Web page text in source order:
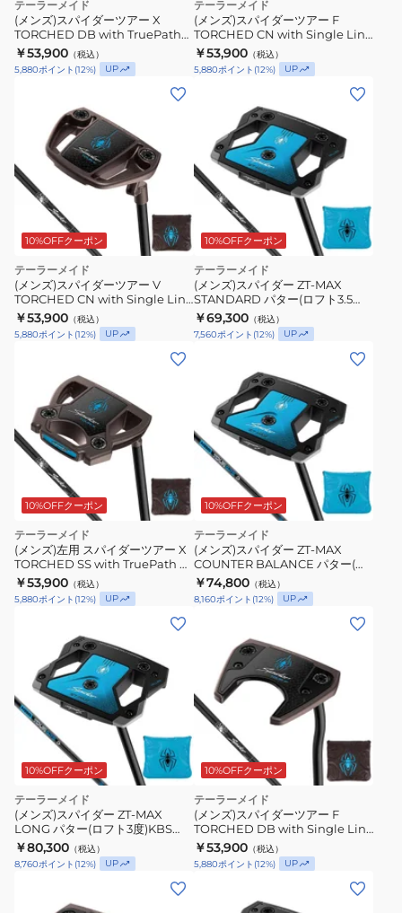
テーラーメイド
(メンズ)スパイダーツアー X
TORCHED DB with TruePath
パター(ロフト3度)KBS CT 120
STEPLESS BLACK
￥53,900 （税込）
5,880ポイント (12%) UP
テーラーメイド
(メンズ)スパイダーツアー F
TORCHED CN with Single Line
パター(ロフト3度)KBS BLACK
STEPLESS
￥53,900 （税込）
5,880ポイント (12%) UP
10%OFFクーポン
テーラーメイド
(メンズ)スパイダーツアー V
TORCHED CN with Single Line
パター(ロフト3度)KBS BLACK
STEPLESS
￥53,900 （税込）
5,880ポイント (12%) UP
10%OFFクーポン
テーラーメイド
(メンズ)スパイダー ZT-MAX
STANDARD パター(ロフト3.5
度)KBS CT 120 STEPLESS
BLACK
￥69,300 （税込）
7,560ポイント (12%) UP
10%OFFクーポン
テーラーメイド
(メンズ)左用 スパイダーツアー X
TORCHED SS with TruePath パ
ター(ロフト3度)KBS CT 120
STEPLESS BLACK
￥53,900 （税込）
5,880ポイント (12%) UP
10%OFFクーポン
テーラーメイド
(メンズ)スパイダー ZT-MAX
COUNTER BALANCE パター(ロ
フト3.5度)KBS GPS Custom
Graphite 155g
￥74,800 （税込）
8,160ポイント (12%) UP
10%OFFクーポン
テーラーメイド
(メンズ)スパイダー ZT-MAX
LONG パター(ロフト3度)KBS
GPS Custom Graphite 210g
￥80,300 （税込）
8,760ポイント (12%) UP
10%OFFクーポン
テーラーメイド
(メンズ)スパイダーツアー F
TORCHED DB with Single Line
パター(ロフト3度)KBS BLACK
STEPLESS
￥53,900 （税込）
5,880ポイント (12%) UP